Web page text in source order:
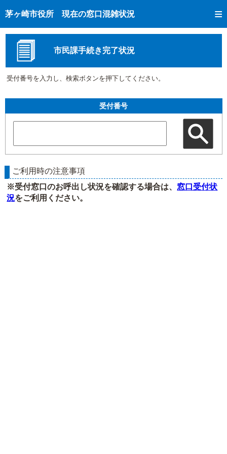
茅ヶ崎市役所 現在の窓口混雑状況
トップページへ
ご利用方法
現在の窓口混雑状況市民課手続き完了状況
受付番号を入力し、検索ボタンを押下してください。
受付番号
ご利用時の注意事項
※受付窓口のお呼出し状況を確認する場合は、 窓口受付状
況をご利用ください。